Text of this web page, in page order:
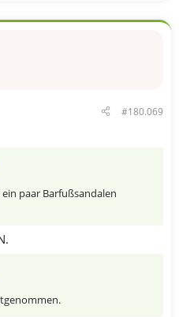
#180.069
paar Barfußsandalen